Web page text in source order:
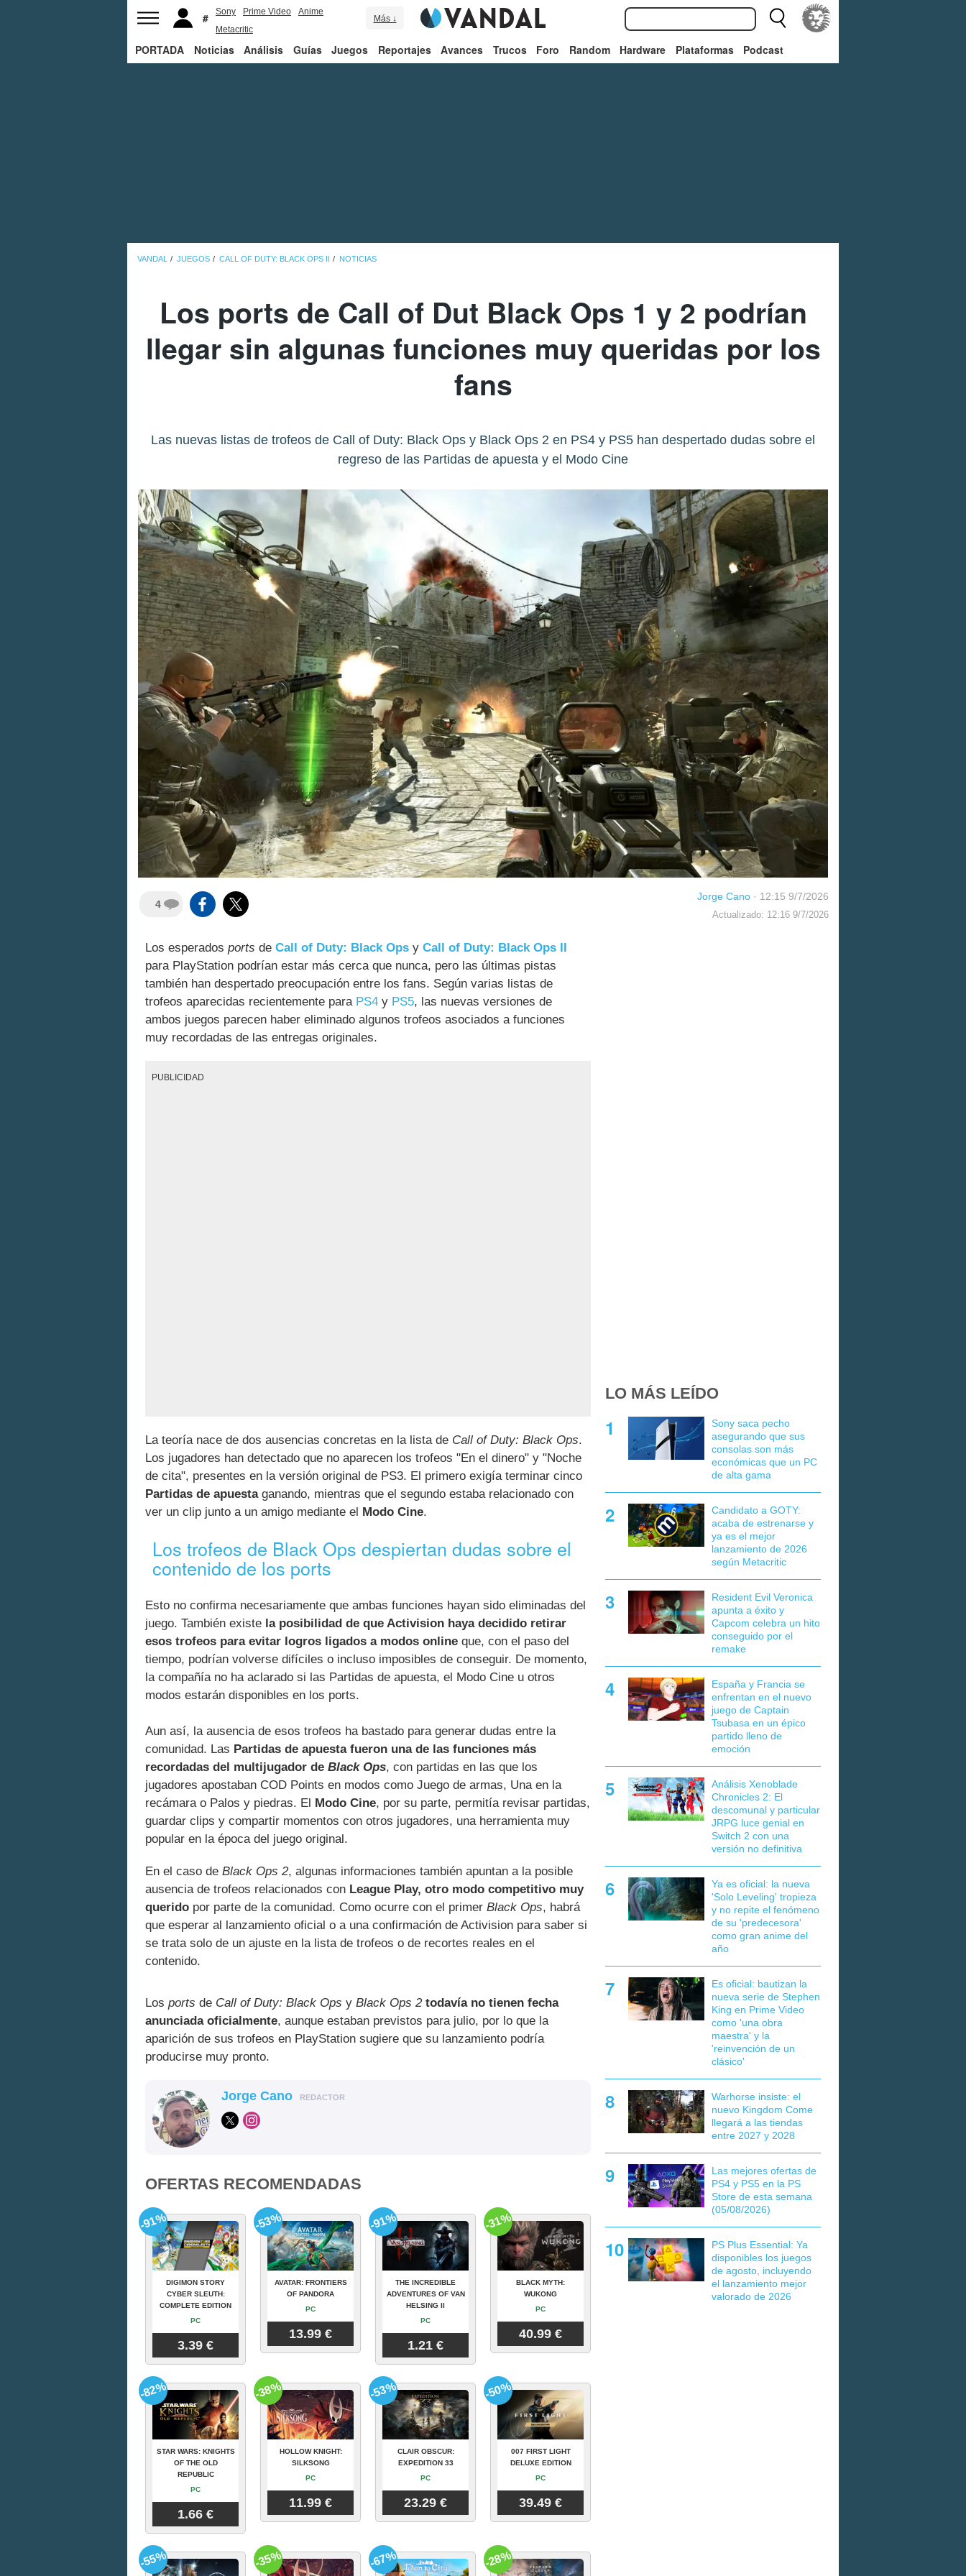
Sony Prime Video
Anime
Metacritic
Más ↓
PORTADA Noticias Análisis Guías Juegos Reportajes Avances Trucos Foro Random Hardware Plataformas Podcast
VANDAL JUEGOS CALL OF DUTY: BLACK OPS II NOTICIAS
Los ports de Call of Dut Black Ops 1 y 2 podrían
llegar sin algunas funciones muy queridas por los
fans
Las nuevas listas de trofeos de Call of Duty: Black Ops y Black Ops 2 en PS4 y PS5 han despertado dudas sobre el
regreso de las Partidas de apuesta y el Modo Cine
4
Jorge Cano · 12:15 9/7/2026
Actualizado: 12:16 9/7/2026
Los esperados ports de Call of Duty: Black Ops y Call of Duty: Black Ops II
para PlayStation podrían estar más cerca que nunca, pero las últimas pistas
también han despertado preocupación entre los fans. Según varias listas de
trofeos aparecidas recientemente para PS4 y PS5, las nuevas versiones de
ambos juegos parecen haber eliminado algunos trofeos asociados a funciones
muy recordadas de las entregas originales.
PUBLICIDAD
La teoría nace de dos ausencias concretas en la lista de Call of Duty: Black Ops.
Los jugadores han detectado que no aparecen los trofeos "En el dinero" y "Noche
de cita", presentes en la versión original de PS3. El primero exigía terminar cinco
Partidas de apuestaganando, mientras que el segundo estaba relacionado con
ver un clip junto a un amigo mediante el
Modo Cine.
Los trofeos de Black Ops despiertan dudas sobre el
contenido de los ports
Esto no confirma necesariamente que ambas funciones hayan sido eliminadas del
juego. También existe la posibilidad de que Activision haya decidido retirar
esos trofeos para evitar logros ligados a modos online que, con el paso del
tiempo, podrían volverse difíciles o incluso imposibles de conseguir. De momento,
la compañía no ha aclarado si las Partidas de apuesta, el Modo Cine u otros
modos estarán disponibles en los ports.
Aun así, la ausencia de esos trofeos ha bastado para generar dudas entre la
comunidad. Las Partidas de apuesta fueron una de las funciones más
recordadas del multijugador de Black Ops, con partidas en las que los
jugadores apostaban COD Points en modos como Juego de armas, Una en la
recámara o Palos y piedras. El Modo Cine, por su parte, permitía revisar partidas,
guardar clips y compartir momentos con otros jugadores, una herramienta muy
popular en la época del juego original.
En el caso de Black Ops 2, algunas informaciones también apuntan a la posible
ausencia de trofeos relacionados con League Play, otro modo competitivo muy
querido por parte de la comunidad. Como ocurre con el primer Black Ops, habrá
que esperar al lanzamiento oficial o a una confirmación de Activision para saber si
se trata solo de un ajuste en la lista de trofeos o de recortes reales en el
contenido.
Los ports de Call of Duty: Black Ops y Black Ops 2 todavía no tienen fecha
anunciada oficialmente, aunque estaban previstos para julio, por lo que la
aparición de sus trofeos en PlayStation sugiere que su lanzamiento podría
producirse muy pronto.
Jorge Cano REDACTOR
OFERTAS RECOMENDADAS
DIGIMON STORY
CYBER SLEUTH:
COMPLETE EDITION
PC
3.39 €
-91%
AVATAR: FRONTIERS
OF PANDORA
PC
13.99 €
-53%
THE INCREDIBLE
ADVENTURES OF VAN
HELSING II
PC
1.21 €
-91%
BLACK MYTH:
WUKONG
PC
40.99 €
-31%
STAR WARS: KNIGHTS
OF THE OLD
REPUBLIC
PC
1.66 €
-82%
HOLLOW KNIGHT:
SILKSONG
PC
11.99 €
-38%
CLAIR OBSCUR:
EXPEDITION 33
PC
23.29 €
-53%
007 FIRST LIGHT
DELUXE EDITION
PC
39.49 €
-50%
-55% -35% -67% -28%
LO MÁS LEÍDO
Sony saca pecho
asegurando que sus
consolas son más
económicas que un PC
de alta gama
Candidato a GOTY:
acaba de estrenarse y
ya es el mejor
lanzamiento de 2026
según Metacritic
Resident Evil Veronica
apunta a éxito y
Capcom celebra un hito
conseguido por el
remake
España y Francia se
enfrentan en el nuevo
juego de Captain
Tsubasa en un épico
partido lleno de
emoción
Análisis Xenoblade
Chronicles 2: El
descomunal y particular
JRPG luce genial en
Switch 2 con una
versión no definitiva
Ya es oficial: la nueva
'Solo Leveling' tropieza
y no repite el fenómeno
de su 'predecesora'
como gran anime del
año
Es oficial: bautizan la
nueva serie de Stephen
King en Prime Video
como 'una obra
maestra' y la
'reinvención de un
clásico'
Warhorse insiste: el
nuevo Kingdom Come
llegará a las tiendas
entre 2027 y 2028
Las mejores ofertas de
PS4 y PS5 en la PS
Store de esta semana
(05/08/2026)
PS Plus Essential: Ya
disponibles los juegos
de agosto, incluyendo
el lanzamiento mejor
valorado de 2026